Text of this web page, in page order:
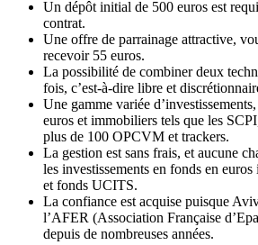
Un dépôt initial de 500 euros est
contrat.
Une offre de parrainage attractive,
recevoir 55 euros.
La possibilité de combiner deux
fois, c’est-à-dire libre et
Une gamme variée
euros et immobiliers tels que les
plus de 100 OPCVM et trackers.
La gestion est sans frais, et aucune
les investissements en fonds en
et fonds UCITS.
La confiance est acquise puisque
l’AFER (Association Française
depuis de nombreuses années.